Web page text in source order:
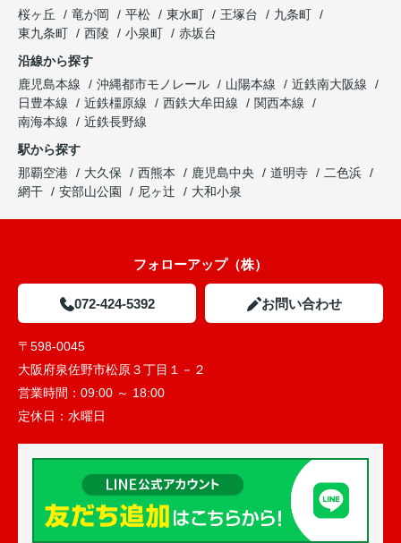
桜ヶ丘
竜が岡 平松 東水町 王塚台
九条町
東九条町
西陵 小泉町
赤坂台
沿線から探す
鹿児島本線
沖縄都市モノレール 山陽本線
近鉄南大阪線
日豊本線
近鉄橿原線 西鉄大牟田線
関西本線
南海本線
近鉄長野線
駅から探す
那覇空港
大久保 西熊本 鹿児島中央 道明寺
二色浜
網干
安部山公園 尼ヶ辻 大和小泉
フォローアップ（株）
072-424-5392 お問い合わせ
〒598-0045
大阪府泉佐野市松原３丁目１－２
営業時間： 09:00 ～ 18:00
定休日： 水曜日